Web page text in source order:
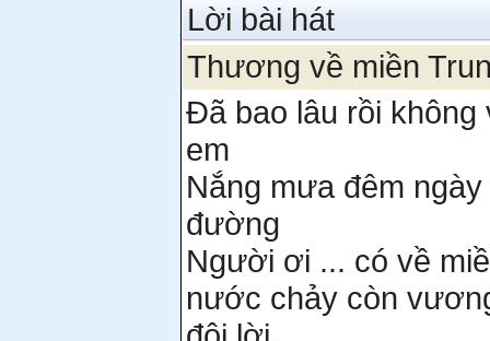
Lời bài hát
Thương về miền
Đã bao lâu rồi không
em
Nắng mưa đêm
đường
Người ơi ... có về
nước chảy còn